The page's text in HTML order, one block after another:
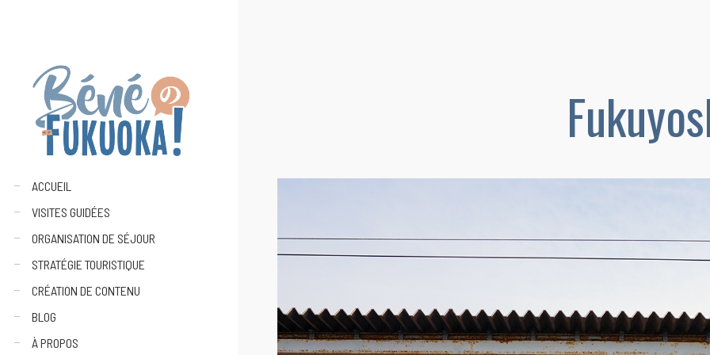
ACCUEIL
VISITES GUIDÉES
ORGANISATION DE SÉJOUR
STRATÉGIE TOURISTIQUE
CRÉATION DE CONTENU
BLOG
À PROPOS